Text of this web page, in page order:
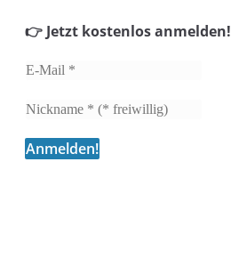
👉 Jetzt kostenlos anmelden!